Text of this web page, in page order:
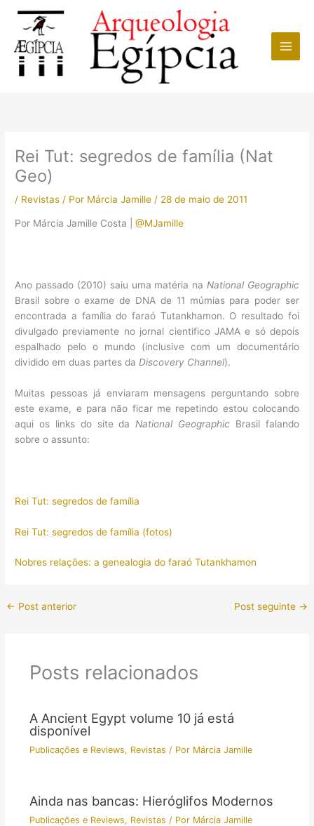
conteúdo
Rei Tut: segredos de família (Nat
Geo)
/ Revistas / Por Márcia Jamille / 28 de maio de 2011
Por Márcia Jamille Costa |@MJamille
Ano passado (2010) saiu uma matéria na National Geographic
Brasil sobre o exame de DNA de 11 múmias para poder ser
encontrada a família do faraó Tutankhamon. O resultado foi
divulgado previamente no jornal cientifico JAMA e só depois
espalhado pelo o mundo (inclusive com um documentário
dividido em duas partes da Discovery Channel).
Muitas pessoas já enviaram mensagens perguntando sobre
este exame, e para não ficar me repetindo estou colocando
aqui os links do site da National Geographic Brasil falando
sobre o assunto:
Rei Tut: segredos de família
Rei Tut: segredos de família (fotos)
Nobres relações: a genealogia do faraó Tutankhamon
← Post anterior Post seguinte →
Posts relacionados
A Ancient Egypt volume 10 já está
disponível
Publicações e Reviews, Revistas / Por Márcia Jamille
Ainda nas bancas: Hieróglifos Modernos
Publicações e Reviews, Revistas / Por Márcia Jamille